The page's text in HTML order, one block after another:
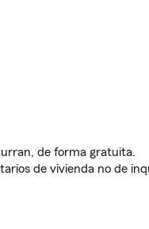
de forma gratuita.
de vivienda no de